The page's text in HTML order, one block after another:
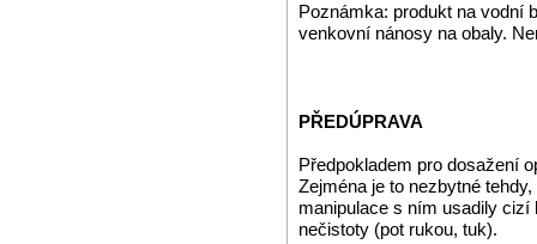
Poznámka: produkt na vodní
venkovní nánosy na obaly.
PŘEDÚPRAVA
Předpokladem pro dosažení
Zejména je to nezbytné
manipulace s ním usadily cizí
nečistoty (pot rukou, tuk).